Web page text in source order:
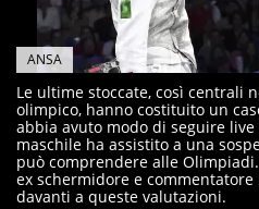
ANSA
Le ultime stoccate, così centrali
olimpico, hanno costituito un
abbia avuto modo di seguire
maschile ha assistito a una
può comprendere alle
ex schermidore e
davanti a queste valutazioni.